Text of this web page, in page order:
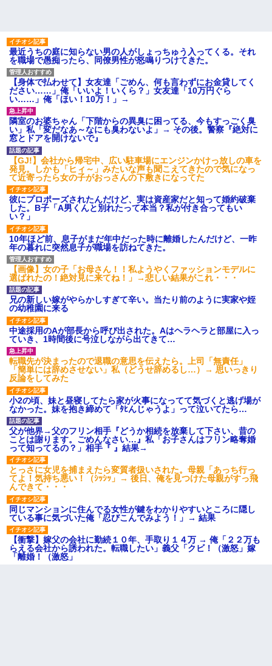
私「初めて飲む味だけどなん
のお茶？」彼「ちっ！」私「」
【GIF】JSのカンチョーワロ
タ
後続車にクラクションを鳴ら
され彼氏が逆切れ。「何クラク
ション鳴らしてんだ！降りてこ
いよ！」と怒鳴りだし...
【衝撃】報酬100万円超の治験
募集がこちらｗｗｗｗｗ(※画像
あり)
【ネット騒然】惨殺されたタ
ワマン頂き女子のこの動画、す
げえええええｗｗｗｗｗｗｗｗ
ｗｗｗ
【愕然】白のクラウン俺氏、
高速道路左車線を制限速度で走
った結果wwwwwwwwwwww
百年の恋12-899 食べた量を
張り合ってくる
【悲報】佐藤輝明・・・２軍
でも盛大にやらかす←あまり悲
しませないでくれ
最近うちの庭に知らない男の人がしょっちゅう入ってくる。それ
を職場で愚痴ったら、同僚男性が怒鳴りつけてきた。
【身体で払わせて】女友達「ごめん、何も言わずにお金貸してく
ださい……」俺「いいよ！いくら？」女友達「10万円ぐら
い……」俺「ほい！10万！」→
隣室のお婆ちゃん「下階からの異臭に困ってる、今もすっごく臭
い」私「変だなあ～なにも臭わないよ」→ その後。警察『絶対に
窓とドアを開けないで』
【GJ!】会社から帰宅中、広い駐車場にエンジンかけっ放しの車を
発見。しかも「ヒィ～」みたいな声も聞こえてきたので気になっ
て近寄ったら女の子がおっさんの下敷きになってた
彼にプロポーズされたんだけど、実は資産家だと知って婚約破棄
した。B子「A男くんと別れたって本当？私が付き合ってもい
い？」
10年ほど前、息子がまだ年中だった時に離婚したんだけど、一昨
年の暮れに突然息子が職場を訪ねてきた。
【画像】女の子「お母さん！！私ようやくファッションモデルに
選ばれたの！絶対見に来てね！」→悲しい結果がこれ・・・
兄の新しい嫁がやらかしすぎて辛い。当たり前のように実家や姪
の幼稚園に来る
中途採用のAが部長から呼び出された。Aはヘラヘラと部屋に入っ
ていき、1時間後に号泣しながら出てきて…
転職先が決まったので退職の意思を伝えたら。上司「無責任」
「簡単には辞めさせない」私（どうせ辞めるし…）→ 思いっきり
反論をしてみた
小2の頃、妹と昼寝してたら家が火事になってて気づくと逃げ場が
なかった。妹を抱き締めて「ﾀﾋんじゃうよ」って泣いてたら…
父が他界→父のフリン相手『どうか相続を放棄して下さい、昔の
ことは謝ります。ごめんなさい…』私「お子さんはフリン略奪婚
って知ってるの？」相手『 』結果→
とっさに女児を捕まえたら変質者扱いされた。母親「あっち行っ
てよ！気持ち悪い！（ｼｯｼｯ」→ 後日、俺を見つけた母親がすっ飛
んできて・・・
同じマンションに住んでる女性が鍵をわかりやすいところに隠し
ている事に気づいた俺「忍びこんでみよう！」→ 結果
【衝撃】嫁父の会社に勤続１０年、手取り１４万 → 俺「２２万も
らえる会社から誘われた。転職したい」義父「クビ！（激怒」嫁
「離婚！（激怒」